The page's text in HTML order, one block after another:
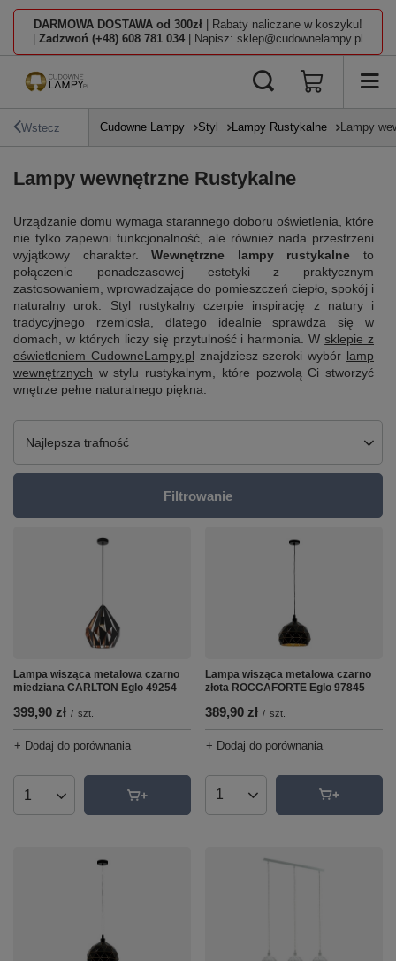
DARMOWA DOSTAWA od 300zł | Rabaty naliczane w koszyku!
Zadzwoń (+48) 608 781 034 | Napisz: sklep@cudownelampy.pl
Wstecz Cudowne Lampy Styl Lampy Rustykalne Lampy
Lampy wewnętrzne Rustykalne
Urządzanie domu wymaga starannego doboru oświetlenia, które
nie tylko zapewni funkcjonalność, ale również nada przestrzeni
wyjątkowy charakter.Wewnętrzne lampy rustykalne to
połączenie ponadczasowej estetyki z praktycznym
zastosowaniem, wprowadzające do pomieszczeń ciepło, spokój i
naturalny urok. Styl rustykalny czerpie inspirację z natury i
tradycyjnego rzemiosła, dlatego idealnie sprawdza się w
domach, w których liczy się przytulność i harmonia. Wsklepie z
oświetleniem CudowneLampy.pl znajdziesz szeroki wybór lamp
wewnętrznych w stylu rustykalnym, które pozwolą Ci stworzyć
wnętrze pełne naturalnego piękna.
Zmień sortowanie
Najlepsza trafność
Filtrowanie
Lampa wisząca metalowa czarno
miedziana CARLTON Eglo 49254
399,90 zł / szt.
+ Dodaj do porównania
Ilość produktów
Lampa wisząca metalowa czarno
złota ROCCAFORTE Eglo 97845
389,90 zł / szt.
+ Dodaj do porównania
Ilość produktów